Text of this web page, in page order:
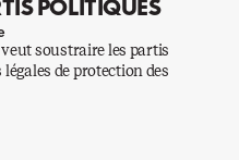
POLITIQUES
soustraire les partis
de protection des